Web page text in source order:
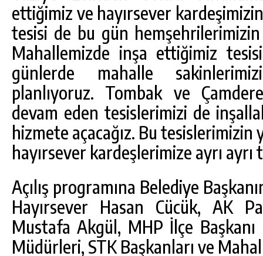
ettiğimiz ve hayırsever
tesisi de bu gün
Mahallemizde inşa ettiğimiz
günlerde mahalle
planlıyoruz. Tombak ve
devam eden tesislerimizi de
hizmete açacağız. Bu tesislerimizin
hayırsever kardeşlerimize ayrı
Açılış programına Belediye
Hayırsever Hasan Cücük, AK
Mustafa Akgül, MHP İlçe
Müdürleri, STK Başkanları ve